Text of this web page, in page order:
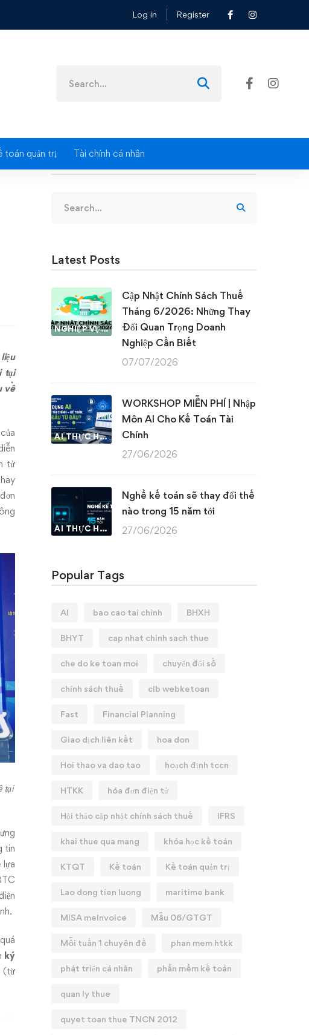
Log in Register
for:
toán quản trị Tài chính cá nhân
– lưu trữ dữ liệu hóa đơn điện tử giai đoạn 1
tại
về
tử
tại
tin
ký
(từ
for:
Latest Posts
NGHIỆP VỤ KẾ TOÁN & THUẾ
Cập Nhật Chính Sách Thuế
Tháng 6/2026: Những Thay
Đổi Quan Trọng Doanh
Nghiệp Cần Biết
07/07/2026
AI THỰC HÀNH
WORKSHOP MIỄN PHÍ | Nhập
Môn AI Cho Kế Toán Tài
Chính
27/06/2026
AI THỰC HÀNH
Nghề kế toán sẽ thay đổi thế
nào trong 15 năm tới
27/06/2026
Popular Tags
AI bao cao tai chinh BHXH
BHYT cap nhat chinh sach thue
che do ke toan moi chuyển đổi số
chính sách thuế clb webketoan
Fast Financial Planning
Giao dịch liên kết hoa don
Hoi thao va dao tao hoạch định tccn
HTKK hóa đơn điện tử
Hội thảo cập nhật chính sách thuế IFRS
khai thue qua mang khóa học kế toán
KTQT Kế toán Kế toán quản trị
Lao dong tien luong maritime bank
MISA meInvoice Mẫu 06/GTGT
Mỗi tuần 1 chuyên đề phan mem htkk
phát triển cá nhân phần mềm kế toán
quan ly thue
quyet toan thue TNCN 2012